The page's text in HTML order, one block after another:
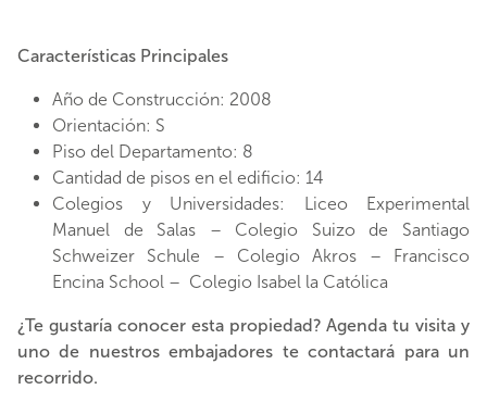
Características Principales
Año de Construcción: 2008
Orientación: S
Piso del Departamento: 8
Cantidad de pisos en el edificio: 14
Colegios y Universidades: Liceo Experimental
Manuel de Salas – Colegio Suizo de Santiago
Schweizer Schule – Colegio Akros – Francisco
Encina School – Colegio Isabel la Católica
¿Te gustaría conocer esta propiedad? Agenda tu visita y
uno de nuestros embajadores te contactará para un
recorrido.